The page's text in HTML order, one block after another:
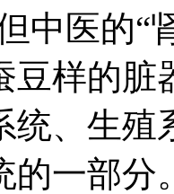
中医的“
豆样的
统、生殖
的一部分